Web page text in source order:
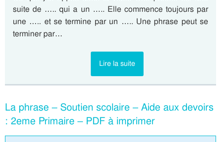
suite de ….. qui a un ….. Elle commence toujours par
une ….. et se termine par un ….. Une phrase peut se
terminer par…
Lire la suite
La phrase – Soutien scolaire – Aide aux devoirs
: 2eme Primaire – PDF à imprimer